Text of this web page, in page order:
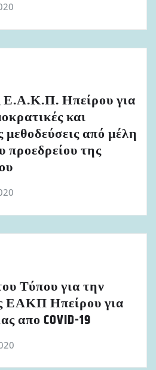
Ε.Α.Κ.Π. Ηπείρου για
και
από μέλη
προεδρείου της
Τύπου για την
ΕΑΚΠ Ηπείρου για
απο COVID-19